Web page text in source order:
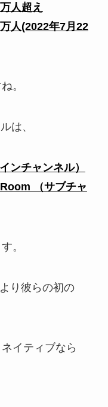
人超え
人(2022年7月22
。
は、
ンチャンネル）
（サブチャ
。
り彼らの初の
イティブなら